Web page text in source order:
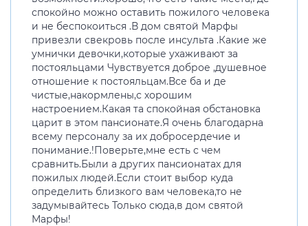
спокойно можно оставить пожилого человека
и не беспокоиться .В дом святой Марфы
привезли свекровь после инсульта .Какие же
умнички девочки,которые ухаживают за
постояльцами Чувствуется доброе ,душевное
отношение к постояльцам.Все ба и де
чистые,накормлены,с хорошим
настроением.Какая та спокойная обстановка
царит в этом пансионате.Я очень благодарна
всему персоналу за их добросердечие и
понимание.!Поверьте,мне есть с чем
сравнить.Были а других пансионатах для
пожилых людей.Если стоит выбор куда
определить близкого вам человека,то не
задумывайтесь Только сюда,в дом святой
Марфы!